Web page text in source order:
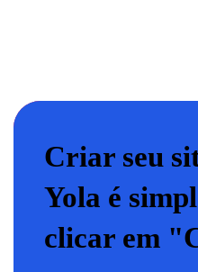
Criar seu
Yola é
clicar em